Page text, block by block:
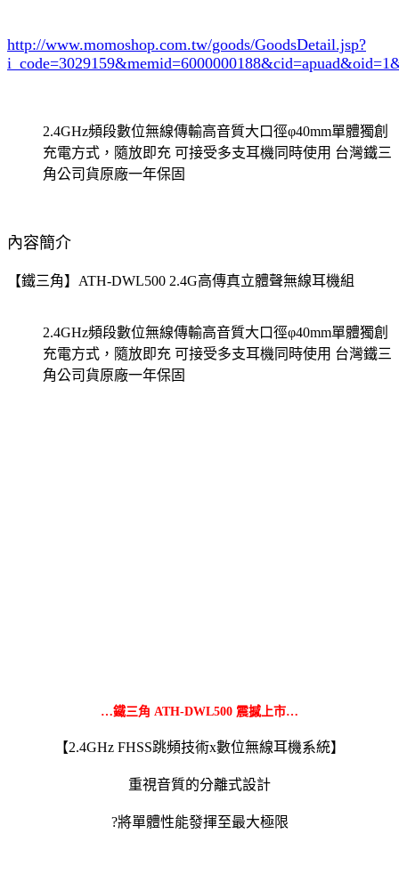
http://www.momoshop.com.tw/goods/GoodsDetail.jsp?
i_code=3029159
2.4GHz頻段數位無線傳輸高音質大口徑φ40mm單體獨創
充電方式，隨放即充 可接受多支耳機同時使用 台灣鐵三
角公司貨原廠一年保固
內容簡介
【鐵三角】ATH-DWL500 2.4G高傳真立體聲無線耳機組
2.4GHz頻段數位無線傳輸高音質大口徑φ40mm單體獨創
充電方式，隨放即充 可接受多支耳機同時使用 台灣鐵三
角公司貨原廠一年保固
…鐵三角 ATH-DWL500 震撼上市…
【2.4GHz FHSS跳頻技術x數位無線耳機系統】
重視音質的分離式設計
?將單體性能發揮至最大極限